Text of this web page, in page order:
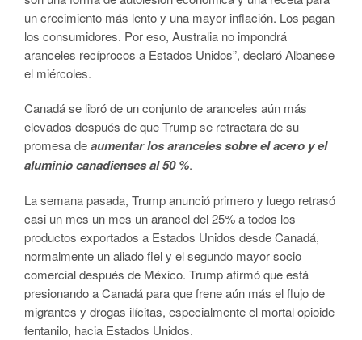
un crecimiento más lento y una mayor inflación. Los pagan
los consumidores. Por eso, Australia no impondrá
aranceles recíprocos a Estados Unidos”, declaró Albanese
el miércoles.
Canadá se libró de un conjunto de aranceles aún más
elevados después de que Trump se retractara de su
promesa deaumentar los aranceles sobre el acero y el
aluminio canadienses al 50 %.
La semana pasada, Trump anunció primero y luego retrasó
casi un mes un mes un arancel del 25% a todos los
productos exportados a Estados Unidos desde Canadá,
normalmente un aliado fiel y el segundo mayor socio
comercial después de México. Trump afirmó que está
presionando a Canadá para que frene aún más el flujo de
migrantes y drogas ilícitas, especialmente el mortal opioide
fentanilo, hacia Estados Unidos.